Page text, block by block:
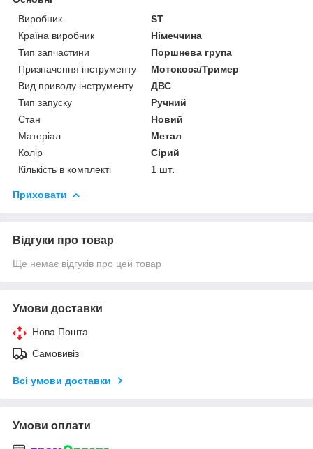
Виробник
ST
Країна виробник
Німеччина
Тип запчастини
Поршнева група
Призначення інструменту
Мотокоса/Тример
Вид приводу інструменту
ДВС
Тип запуску
Ручний
Стан
Новий
Матеріал
Метал
Колір
Сірий
Кількість в комплекті
1 шт.
Приховати
Відгуки про товар
Ще немає відгуків про цей товар
Умови доставки
Нова Пошта
Самовивіз
Всі умови доставки
Умови оплати